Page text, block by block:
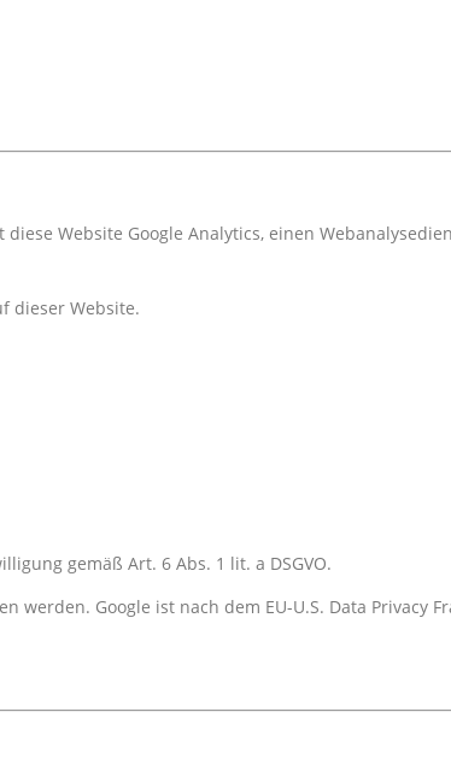
Website Google Analytics, einen
dieser Website.
gemäß Art. 6 Abs. 1 lit. a DSGVO.
werden. Google ist nach dem EU-U.S. Data Privacy